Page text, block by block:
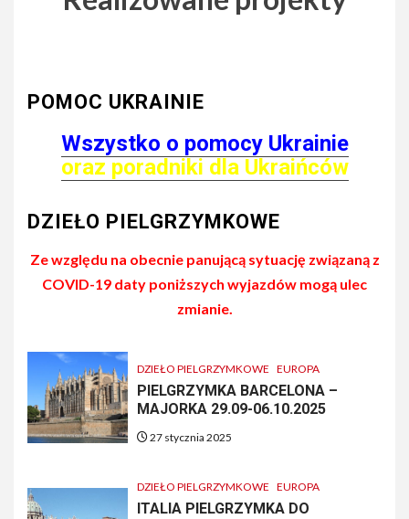
POMOC UKRAINIE
Wszystko o pomocy Ukrainie
oraz poradniki dla Ukraińców
DZIEŁO PIELGRZYMKOWE
Ze względu na obecnie panującą sytuację związaną z
COVID-19 daty poniższych wyjazdów mogą ulec
zmianie.
DZIEŁO PIELGRZYMKOWE EUROPA
PIELGRZYMKA BARCELONA –
MAJORKA 29.09-06.10.2025
27 stycznia 2025
DZIEŁO PIELGRZYMKOWE EUROPA
ITALIA PIELGRZYMKA DO